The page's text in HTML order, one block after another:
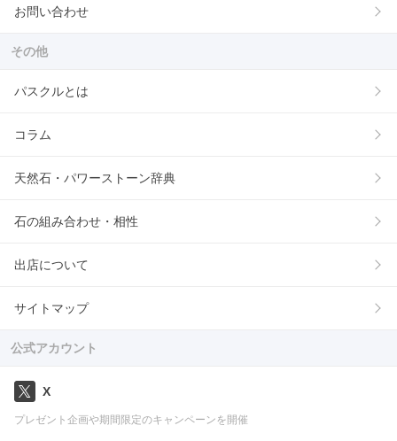
お問い合わせ
その他
パスクルとは
コラム
天然石・パワーストーン辞典
石の組み合わせ・相性
出店について
サイトマップ
公式アカウント
X
プレゼント企画や期間限定のキャンペーンを開催